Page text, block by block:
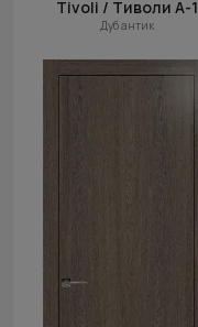
Tivoli / Тиволи А-1
Дуб антик